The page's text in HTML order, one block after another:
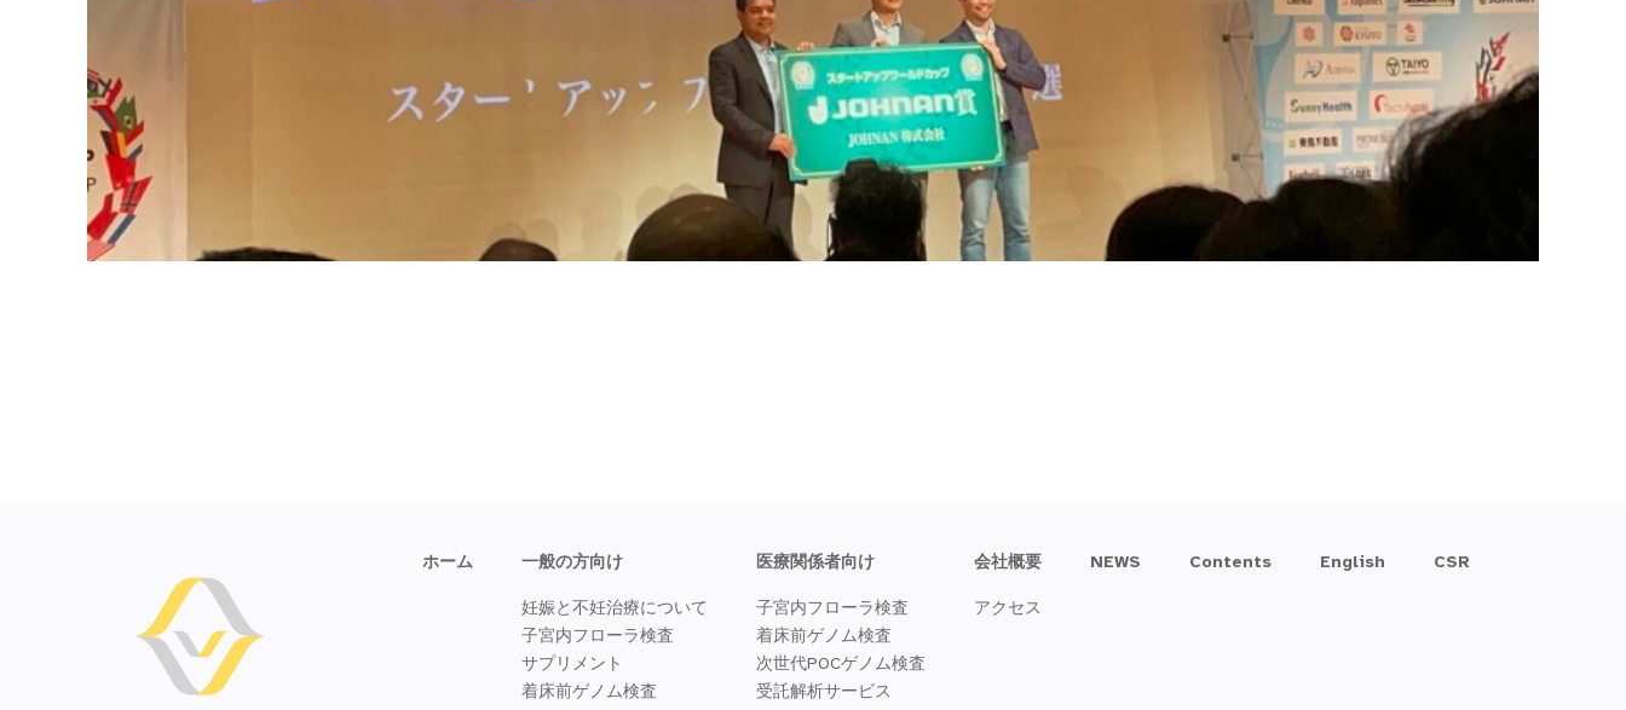
ホーム 一般の方向け
妊娠と不妊治療について
子宮内フローラ検査
サプリメント
着床前ゲノム検査
医療関係者向け
子宮内フローラ検査
着床前ゲノム検査
次世代POCゲノム検査
受託解析サービス
会社概要
アクセス
NEWS Contents English CSR